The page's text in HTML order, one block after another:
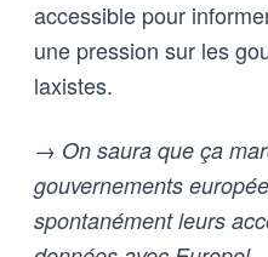
accessible pour
une pression sur les
laxistes.
→ On saura que ça
gouvernements
spontanément leurs